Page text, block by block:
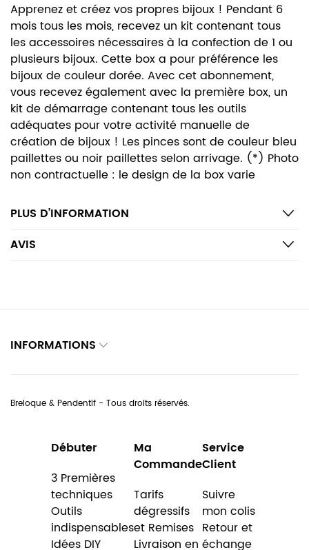
Apprenez et créez vos propres bijoux ! Pendant 6
mois tous les mois, recevez un kit contenant tous
les accessoires nécessaires à la confection de 1 ou
plusieurs bijoux. Cette box a pour préférence les
bijoux de couleur dorée. Avec cet abonnement,
vous recevez également avec la première box, un
kit de démarrage contenant tous les outils
adéquates pour votre activité manuelle de
création de bijoux ! Les pinces sont de couleur bleu
paillettes ou noir paillettes selon arrivage. (*) Photo
non contractuelle : le design de la box varie
PLUS D’INFORMATION
AVIS
INFORMATIONS
Breloque & Pendentif - Tous droits réservés.
Débuter
3 Premières
techniques
Outils
indispensables
Idées DIY
Ma
Commande
Tarifs
dégressifs
et Remises
Livraison en
Service
Client
Suivre
mon colis
Retour et
échange